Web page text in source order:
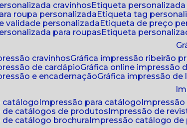
cravinhos
etiqueta
roupa personalizada
etiqueta tag
validade personalizada
etiqueta de preço
para roupas
etiqueta
cravinhos
gráfica impressão ribeirão
de cardápio
gráfica online impressão
e encadernação
gráfica impressão de
catálogo impressão para catálogo
de catálogos de produtos impressão de
de catálogo brochura impressão catálogo